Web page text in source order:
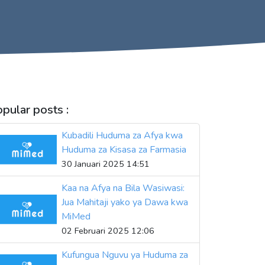
posts :
Kubadili Huduma za Afya kwa
Huduma za Kisasa za Farmasia
30 Januari 2025 14:51
Kaa na Afya na Bila Wasiwasi:
Jua Mahitaji yako ya Dawa kwa
MiMed
02 Februari 2025 12:06
Kufungua Nguvu ya Huduma za